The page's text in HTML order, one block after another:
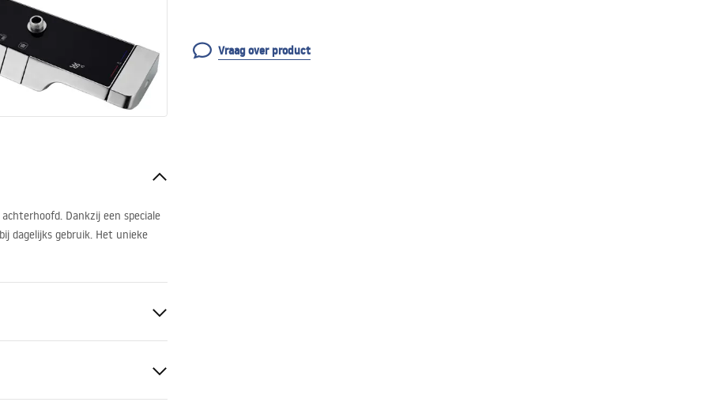
Vraag over product
Dankzij een speciale
dagelijks gebruik. Het unieke